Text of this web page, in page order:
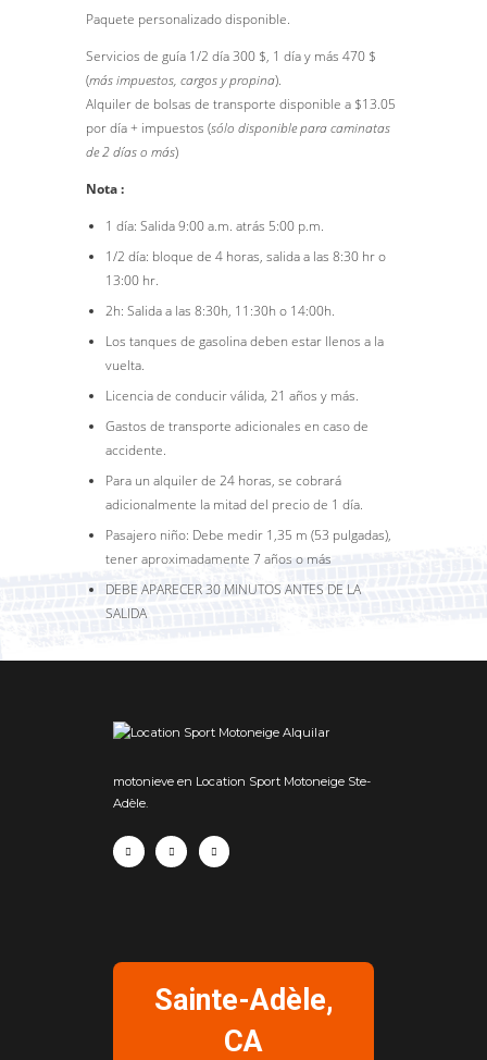
Paquete personalizado disponible.
Servicios de guía 1/2 día 300 $, 1 día y más 470 $
(más impuestos, cargos y propina).
Alquiler de bolsas de transporte disponible a $13.05
por día + impuestos (sólo disponible para caminatas
de 2 días o más)
Nota :
1 día: Salida 9:00 a.m. atrás 5:00 p.m.
1/2 día: bloque de 4 horas, salida a las 8:30 hr o
13:00 hr.
2h: Salida a las 8:30h, 11:30h o 14:00h.
Los tanques de gasolina deben estar llenos a la
vuelta.
Licencia de conducir válida, 21 años y más.
Gastos de transporte adicionales en caso de
accidente.
Para un alquiler de 24 horas, se cobrará
adicionalmente la mitad del precio de 1 día.
Pasajero niño: Debe medir 1,35 m (53 pulgadas),
tener aproximadamente 7 años o más
DEBE APARECER 30 MINUTOS ANTES DE LA
SALIDA
Alquilar
motonieve en Location Sport Motoneige Ste-
Adèle.
Sainte-Adèle,
CA